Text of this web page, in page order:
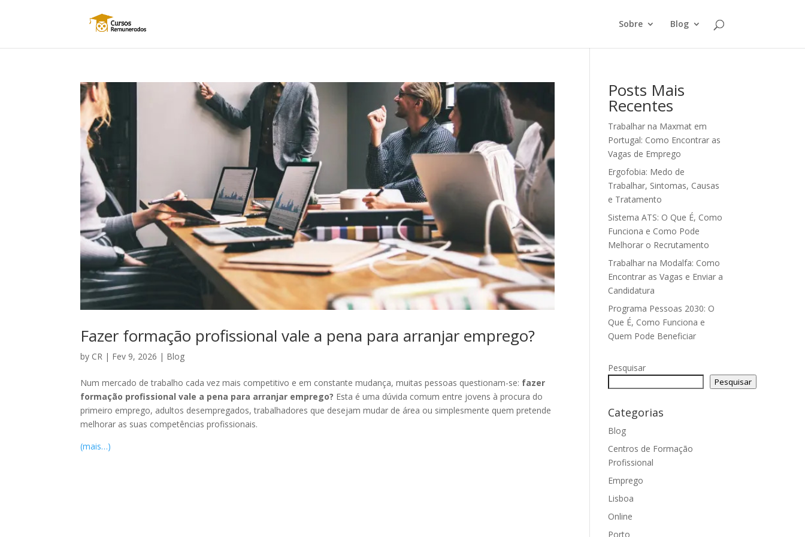
Sobre Blog
Fazer formação profissional vale a pena para arranjar emprego?
by CR | Fev 9, 2026 | Blog
Num mercado de trabalho cada vez mais competitivo e em constante mudança, muitas pessoas questionam-se: fazer
formação profissional vale a pena para arranjar emprego? Esta é uma dúvida comum entre jovens à procura do
primeiro emprego, adultos desempregados, trabalhadores que desejam mudar de área ou simplesmente quem pretende
melhorar as suas competências profissionais.
(mais…)
Posts Mais
Recentes
Trabalhar na Maxmat em
Portugal: Como Encontrar as
Vagas de Emprego
Ergofobia: Medo de
Trabalhar, Sintomas, Causas
e Tratamento
Sistema ATS: O Que É, Como
Funciona e Como Pode
Melhorar o Recrutamento
Trabalhar na Modalfa: Como
Encontrar as Vagas e Enviar a
Candidatura
Programa Pessoas 2030: O
Que É, Como Funciona e
Quem Pode Beneficiar
Pesquisar
Pesquisar
Categorias
Blog
Centros de Formação
Profissional
Emprego
Lisboa
Online
Porto